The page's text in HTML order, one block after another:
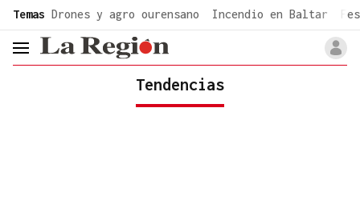
Temas Drones y agro ourensano Incendio en Baltar
header.menu.open
Tendencias